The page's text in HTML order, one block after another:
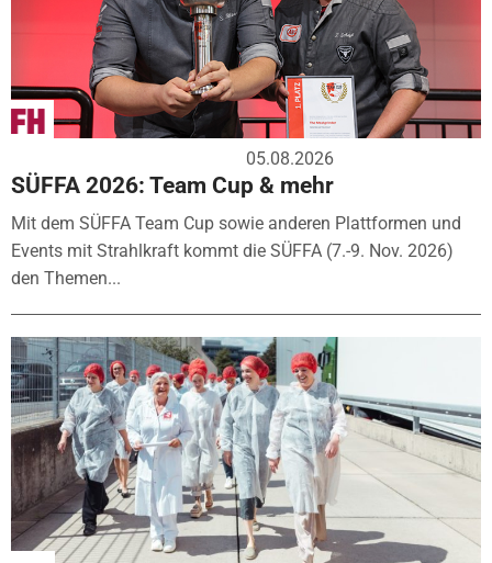
05.08.2026
SÜFFA 2026: Team Cup & mehr
Mit dem SÜFFA Team Cup sowie anderen Plattformen und
Events mit Strahlkraft kommt die SÜFFA (7.-9. Nov. 2026)
den Themen...